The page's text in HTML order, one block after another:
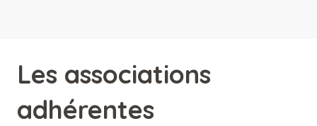
Les associations
adhérentes